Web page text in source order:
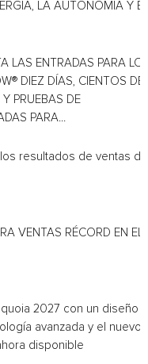
LA AUTONOMÍA Y EL
LAS ENTRADAS PARA
DIEZ DÍAS, CIENTOS DE
PRUEBAS DE
PARA...
resultados de ventas de
VENTAS RÉCORD EN EL
2027 con un diseño
avanzada y el nuevo
disponible